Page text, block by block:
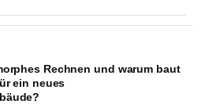
Rechnen und warum baut
ein neues